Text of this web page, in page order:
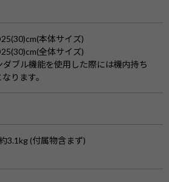
本体サイズ)
全体サイズ)
ブル機能を使用した際には機内持ち
ります。
3.1kg (付属物含まず)